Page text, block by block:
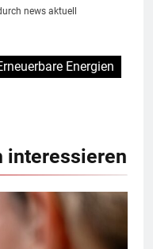
news aktuell
Energien
interessieren